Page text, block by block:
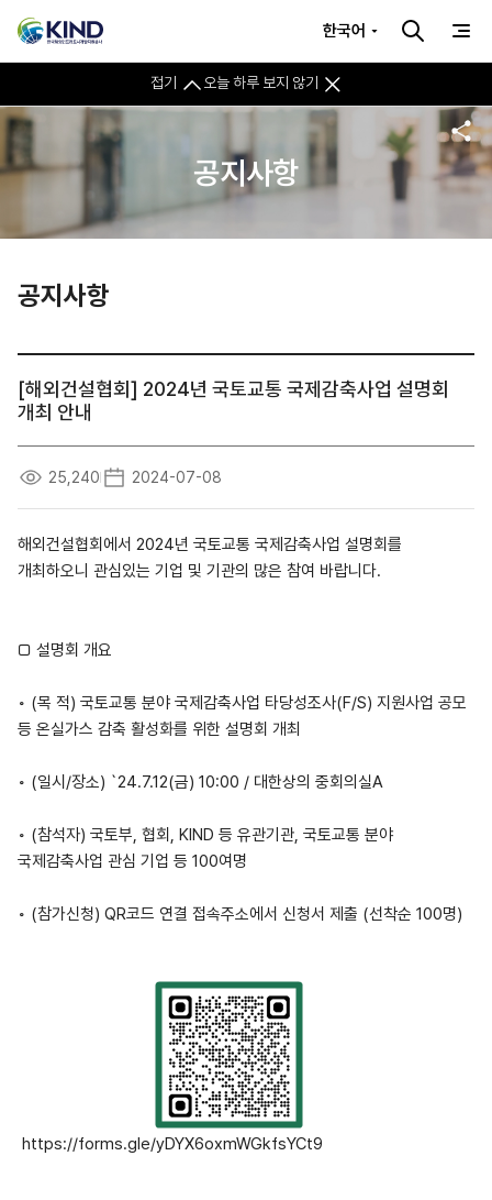
접기 오늘 하루 보지 않기
한국어
공지사항
공지사항
[해외건설협회] 2024년 국토교통 국제감축사업 설명회
개최 안내
25,240 2024-07-08
해외건설협회에서 2024년 국토교통 국제감축사업 설명회를
개최하오니 관심있는 기업 및 기관의 많은 참여 바랍니다.
□ 설명회 개요
◦ (목 적) 국토교통 분야 국제감축사업 타당성조사(F/S) 지원사업 공모
등 온실가스 감축 활성화를 위한 설명회 개최
◦ (일시/장소) `24.7.12(금) 10:00 / 대한상의 중회의실A
◦ (참석자) 국토부, 협회, KIND 등 유관기관, 국토교통 분야
국제감축사업 관심 기업 등 100여명
◦ (참가신청) QR코드 연결 접속주소에서 신청서 제출 (선착순 100명)
https://forms.gle/yDYX6oxmWGkfsYCt9